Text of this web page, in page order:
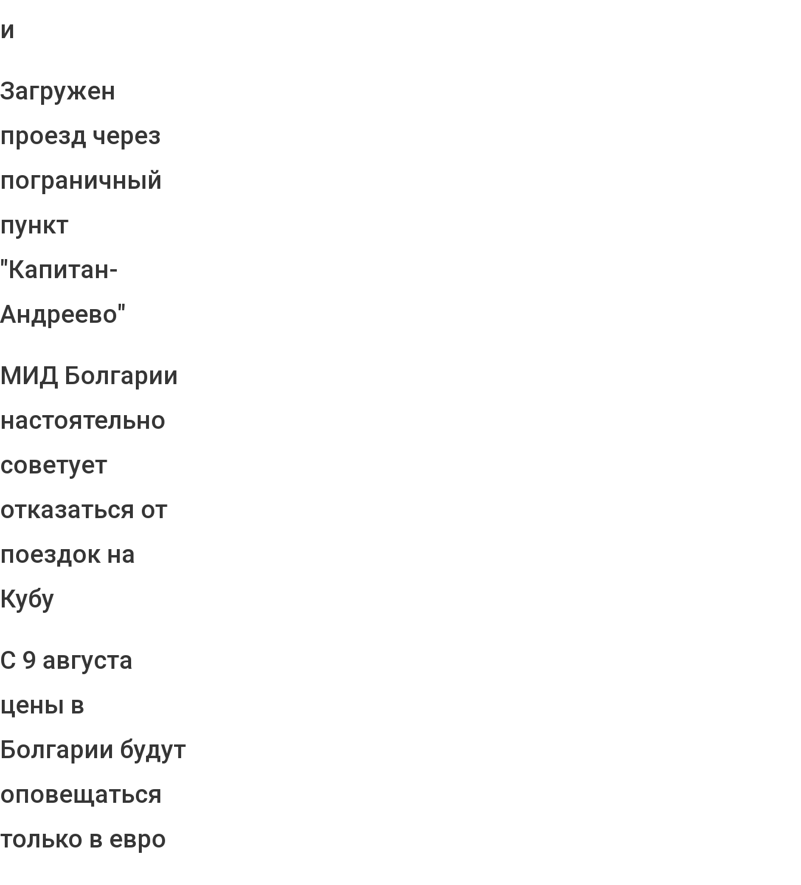
и
Загружен
проезд через
пограничный
пункт
"Капитан-
Андреево"
МИД Болгарии
настоятельно
советует
отказаться от
поездок на
Кубу
С 9 августа
цены в
Болгарии будут
оповещаться
только в евро